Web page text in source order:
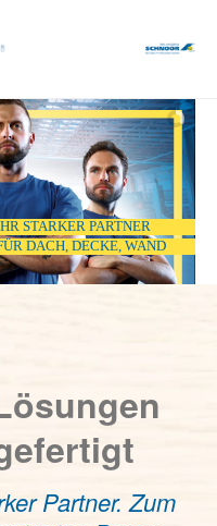
STARKER PARTNER
DACH, DECKE, WAND
Partner. Zum